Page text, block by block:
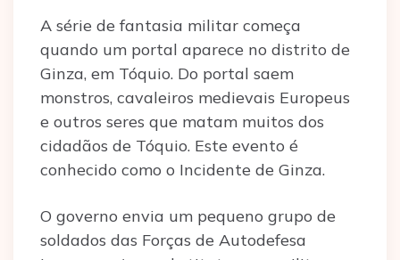
A série de fantasia militar começa
quando um portal aparece no distrito de
Ginza, em Tóquio. Do portal saem
monstros, cavaleiros medievais Europeus
e outros seres que matam muitos dos
cidadãos de Tóquio. Este evento é
conhecido como o Incidente de Ginza.
O governo envia um pequeno grupo de
soldados das Forças de Autodefesa